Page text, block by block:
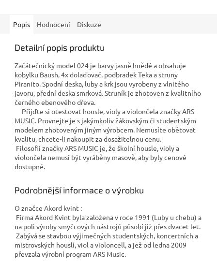
Popis Hodnocení Diskuze
Detailní popis produktu
Začátečnický model 024 je barvy jasně hnědé a obsahuje
kobylku Baush, 4x dolaďovač, podbradek Teka a struny
Piranito. Spodní deska, luby a krk jsou vyrobeny z vlnitého
javoru, přední deska smrková. Struník je zhotoven z kvalitního
černého ebenového dřeva.
Přijďte si otestovat housle, violy a violončela značky ARS
MUSIC. Provnejte je s jakýmkoliv žákovským či studentským
modelem zhotoveným jiným výrobcem. Nemusíte obětovat
kvalitu, chcete-li nakoupit za dosažitelnou cenu.
Filosofií značky ARS MUSIC je, že školní housle, violy a
violončela nemusí být vyráběny masově, aby byly cenové
dostupné.
Podrobnější informace o výrobku
O značce Akord kvint :
Firma Akord Kvint byla založena v roce 1991 (Luby u chebu) a
na poli výroby smyčcových nástrojů působí již přes dvacet let.
Zabývá se stavbou výjimečných studentských, koncertních a
mistrovských houslí, viol a violoncell, a jež od ledna 2009
převzala výrobní program ARS Music.